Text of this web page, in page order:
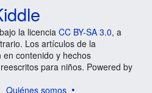
la licencia CC BY-SA 3.0, a
Los artículos de la
contenido y hechos
para niños. Powered by
Quiénes somos